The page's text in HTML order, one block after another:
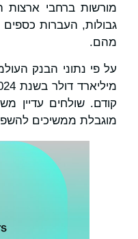
מורשות ברחבי ארצות
גבולות, העברות
מהם.
מוגבלת ממשיכים